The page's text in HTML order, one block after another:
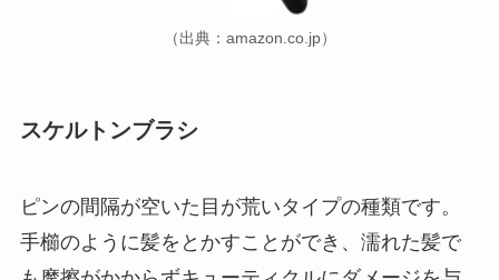
（出典：amazon.co.jp）
スケルトンブラシ
ピンの間隔が空いた目が荒いタイプの種類です。
手櫛のように髪をとかすことができ、濡れた髪で